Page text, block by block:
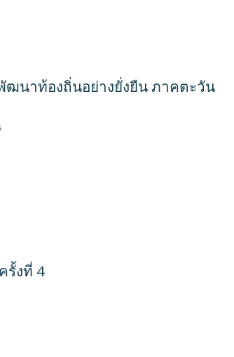
ฒนาท้องถิ่นอย่างยั่งยืน ภาคตะวัน
รั้งที่ 4